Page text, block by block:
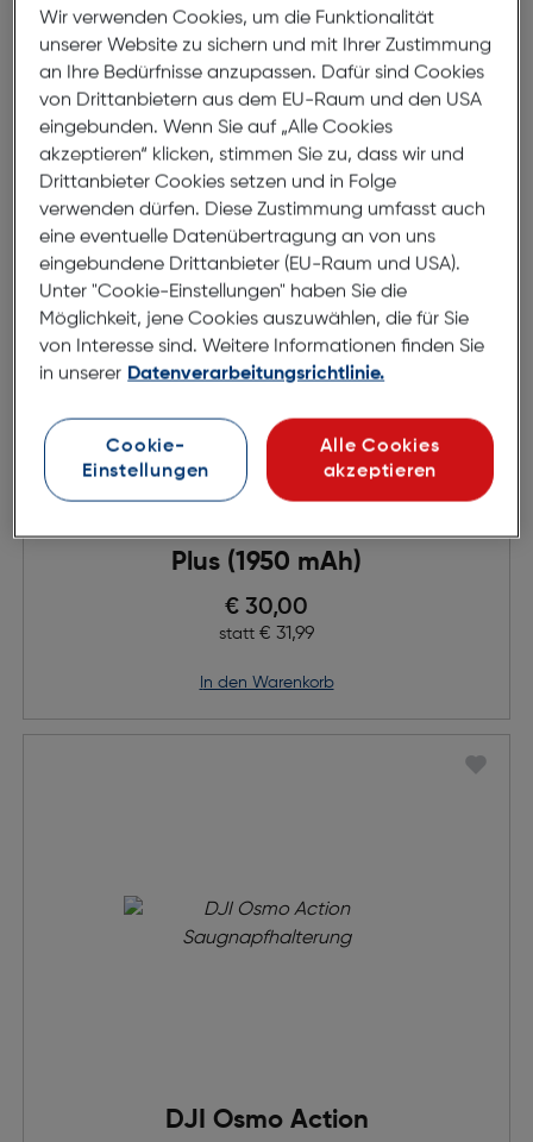
Preis nach Rabatts
€ 42,00
stattUrsprünglicher Preis
€ 44,99
in den Warenkorb
Plus (1950 mAh)
Preis nach Rabatts
€ 30,00
statt Ursprünglicher Preis
€ 31,99
in den Warenkorb
DJI Osmo Action
Wir verwenden Cookies, um die Funktionalität
unserer Website zu sichern und mit Ihrer Zustimmung
an Ihre Bedürfnisse anzupassen. Dafür sind Cookies
von Drittanbietern aus dem EU-Raum und den USA
eingebunden. Wenn Sie auf „Alle Cookies
akzeptieren“ klicken, stimmen Sie zu, dass wir und
Drittanbieter Cookies setzen und in Folge
verwenden dürfen. Diese Zustimmung umfasst auch
eine eventuelle Datenübertragung an von uns
eingebundene Drittanbieter (EU-Raum und USA).
Unter "Cookie-Einstellungen" haben Sie die
Möglichkeit, jene Cookies auszuwählen, die für Sie
von Interesse sind. Weitere Informationen finden Sie
in unserer Datenverarbeitungsrichtlinie.
Cookie-
Einstellungen
Alle Cookies
akzeptieren